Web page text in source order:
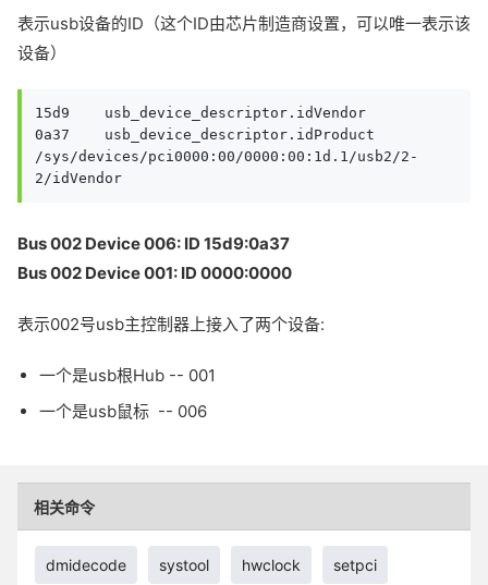
表示usb设备的ID（这个ID由芯片制造商设置，可以唯一表示该
设备）
15d9    usb_device_descriptor.idVendor
0a37    usb_device_descriptor.idProduct
/sys/devices/pci0000:00/0000:00:1d.1/usb2/2-
2/idVendor
Bus 002 Device 006: ID 15d9:0a37
Bus 002 Device 001: ID 0000:0000
表示002号usb主控制器上接入了两个设备:
一个是usb根Hub -- 001
一个是usb鼠标 -- 006
相关命令
dmidecode systool hwclock setpci